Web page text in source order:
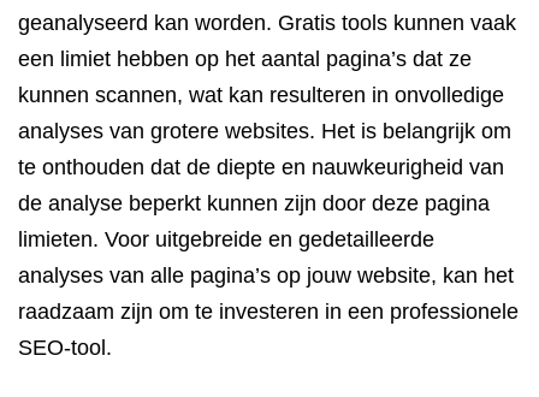
geanalyseerd kan worden. Gratis tools kunnen vaak
een limiet hebben op het aantal pagina’s dat ze
kunnen scannen, wat kan resulteren in onvolledige
analyses van grotere websites. Het is belangrijk om
te onthouden dat de diepte en nauwkeurigheid van
de analyse beperkt kunnen zijn door deze pagina
limieten. Voor uitgebreide en gedetailleerde
analyses van alle pagina’s op jouw website, kan het
raadzaam zijn om te investeren in een professionele
SEO-tool.